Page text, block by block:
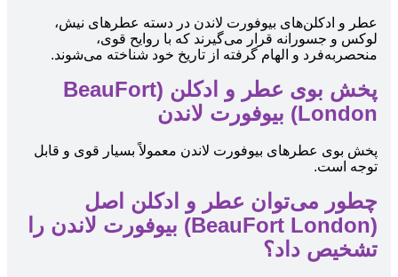
عطر و ادکلن‌های بیوفورت لاندن در دسته عطرهای نیش،
لوکس و جسورانه قرار می‌گیرند که با روایح قوی،
منحصربه‌فرد و الهام گرفته از تاریخ خود شناخته می‌شوند.
پخش بوی عطر و ادکلن (BeauFort
London) بیوفورت لاندن
پخش بوی عطرهای بیوفورت لاندن معمولاً بسیار قوی و قابل
توجه است.
چطور می‌توان عطر و ادکلن اصل
(BeauFort London) بیوفورت لاندن را
تشخیص داد؟